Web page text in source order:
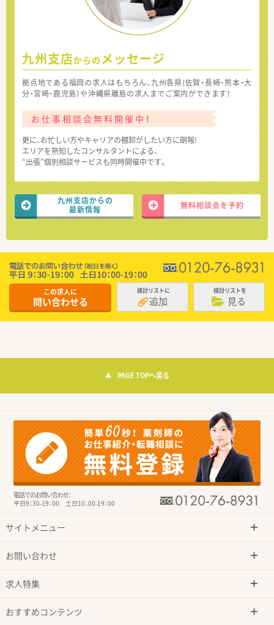
九州支店からの メッセージ
拠点地である福岡の求人はもちろん、九州各県(佐賀・長崎・熊本・大
分・宮崎・鹿児島）や沖縄県離島の求人までご案内ができます！
お仕事相談会無料開催中！
更に、お忙しい方やキャリアの棚卸がしたい方に朗報!
エリアを熟知したコンサルタントによる、
“出張”個別相談サービスも同時開催中です。
九州支店からの
最新情報
無料相談会を予約
この求人に
問い合わせる
検討リストに
追加
検討リストを
見る
PAGE TOPへ戻る
電話でのお問い合わせ：
平日9：30-19：00 土日10：00-19：00
サイトメニュー
お問い合わせ
求人特集
おすすめコンテンツ